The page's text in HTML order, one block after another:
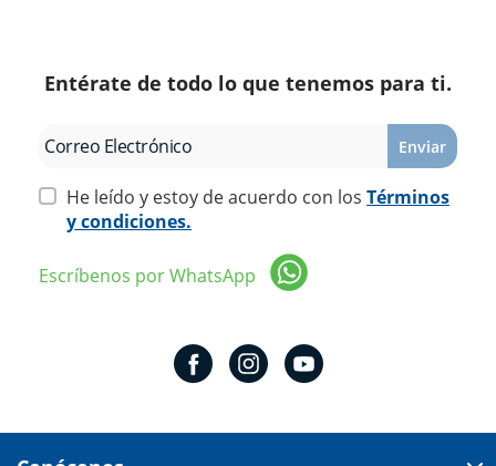
Entérate de todo lo que tenemos para ti.
Enviar
He leído y estoy de acuerdo con los Términos
y condiciones.
Escríbenos por WhatsApp